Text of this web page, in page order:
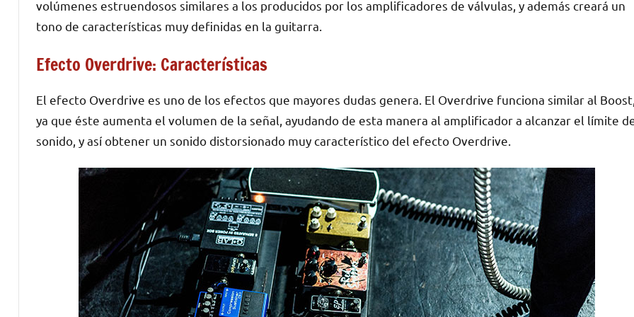
volúmenes estruendosos similares a los producidos por los amplificadores de válvulas, y además creará un
tono de características muy definidas en la guitarra.
Efecto Overdrive: Características
El efecto Overdrive es uno de los efectos que mayores dudas genera. El Overdrive funciona similar al
ya que éste aumenta el volumen de la señal, ayudando de esta manera al amplificador a alcanzar el límite
sonido, y así obtener un sonido distorsionado muy característico del efecto Overdrive.